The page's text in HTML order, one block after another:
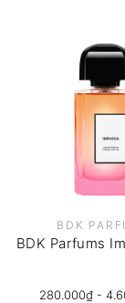
BDK
BDK Parfums
280.000₫ -